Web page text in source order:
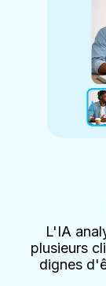
L'IA
plusieurs
dignes